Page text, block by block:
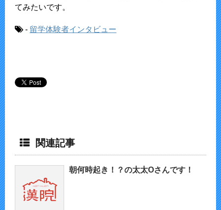
てみたいです。
- 留学体験者インタビュー
関連記事
朝何時起き！？の太太Oさんです！